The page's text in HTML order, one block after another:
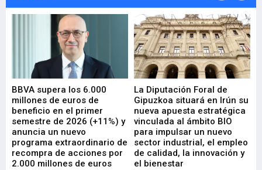
BBVA supera los 6.000
millones de euros de
beneficio en el primer
semestre de 2026 (+11%) y
anuncia un nuevo
programa extraordinario de
recompra de acciones por
2.000 millones de euros
La Diputación Foral de
Gipuzkoa situará en Irún su
nueva apuesta estratégica
vinculada al ámbito BIO
para impulsar un nuevo
sector industrial, el empleo
de calidad, la innovación y
el bienestar